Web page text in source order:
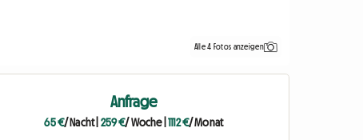
Alle 4 Fotos anzeigen
Anfrage
65 €/ Nacht| 259 €/ Woche|1112 €/ Monat